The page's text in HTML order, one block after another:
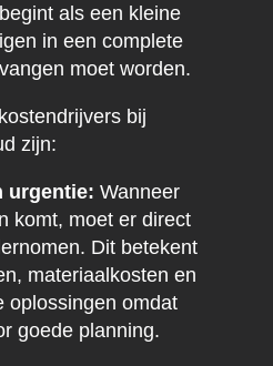
als een kleine
in een complete
moet worden.
bij
zijn:
urgentie: Wanneer
komt, moet er direct
Dit betekent
materiaalkosten en
oplossingen omdat
goede planning.